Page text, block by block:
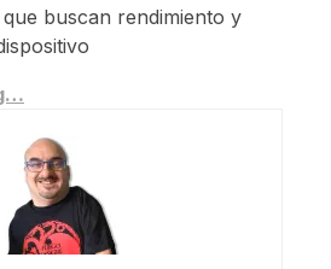
buscan rendimiento y